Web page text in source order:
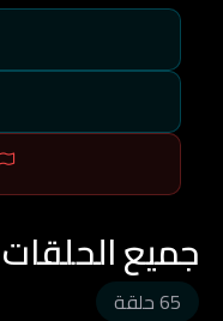
جميع الحلقات
65 حلقة